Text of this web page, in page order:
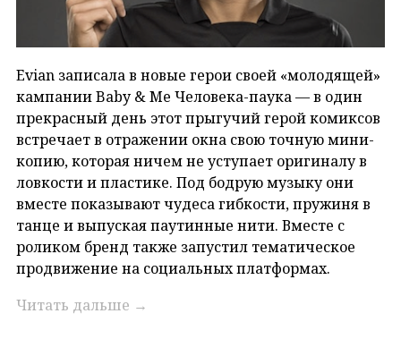
Evian записала в новые герои своей «молодящей»
кампании Baby & Me Человека-паука — в один
прекрасный день этот прыгучий герой комиксов
встречает в отражении окна свою точную мини-
копию, которая ничем не уступает оригиналу в
ловкости и пластике. Под бодрую музыку они
вместе показывают чудеса гибкости, пружиня в
танце и выпуская паутинные нити. Вместе с
роликом бренд также запустил тематическое
продвижение на социальных платформах.
Читать дальше →